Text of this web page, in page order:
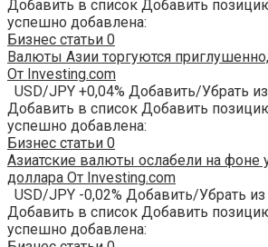
Добавить в список Добавить
успешно добавлена:
Бизнес статьи 0
Валюты Азии торгуются
От Investing.com
USD/JPY +0,04% Добавить/Убрать
Добавить в список Добавить
успешно добавлена:
Бизнес статьи 0
Азиатские валюты ослабели на фоне
доллара От Investing.com
USD/JPY -0,02% Добавить/Убрать
Добавить в список Добавить
успешно добавлена: